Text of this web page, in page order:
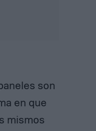
son
en que
mismos